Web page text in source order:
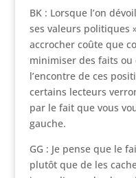
BK : Lorsque l’on
ses valeurs politiques
accrocher coûte que
minimiser des faits
l’encontre de ces
certains lecteurs
par le fait que vous
gauche.
GG : Je pense que le
plutôt que de les